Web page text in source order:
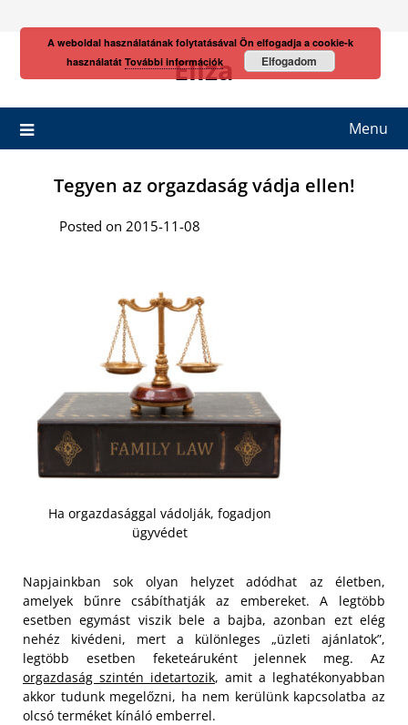
Eliza
Menu
Tegyen az orgazdaság vádja ellen!
Posted on 2015-11-08
Ha orgazdasággal vádolják, fogadjon
ügyvédet
Napjainkban sok olyan helyzet adódhat az életben,
amelyek bűnre csábíthatják az embereket. A legtöbb
esetben egymást viszik bele a bajba, azonban ezt elég
nehéz kivédeni, mert a különleges „üzleti ajánlatok”,
legtöbb esetben feketeáruként jelennek meg. Az
orgazdaság szintén idetartozik, amit a leghatékonyabban
akkor tudunk megelőzni, ha nem kerülünk kapcsolatba az
olcsó terméket kínáló emberrel.
A weboldal használatának folytatásával Ön elfogadja a cookie-k
használatát További információk Elfogadom